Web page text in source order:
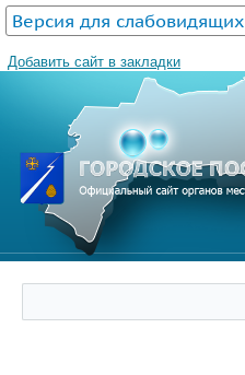
Версия для слабовидящих
Добавить сайт в закладки